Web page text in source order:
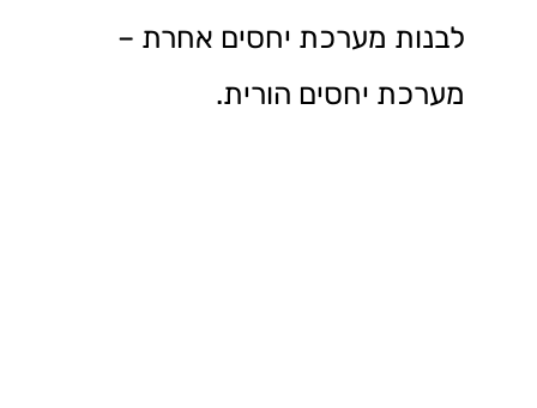
לבנות מערכת יחסים אחרת –
מערכת יחסים הורית.